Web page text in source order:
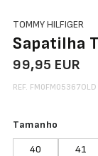
TOMMY HILFIGER
Sapatilha
99,95 EUR
REF. FM0FM05367OLD
Tamanho
40 41